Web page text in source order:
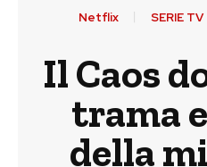
Netflix SERIE TV
Il Caos
trama
della